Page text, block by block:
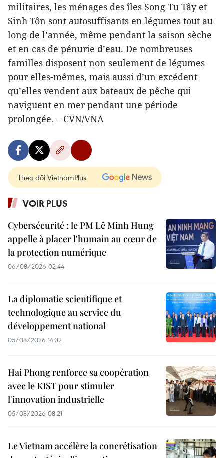
militaires, les ménages des îles Song Tu Tây et
Sinh Tôn sont autosuffisants en légumes tout au
long de l’année, même pendant la saison sèche
et en cas de pénurie d’eau. De nombreuses
familles disposent non seulement de légumes
pour elles-mêmes, mais aussi d’un excédent
qu’elles vendent aux bateaux de pêche qui
naviguent en mer pendant une période
prolongée. – CVN/VNA
Theo dõi VietnamPlus
VOIR PLUS
Cybersécurité : le PM Lê Minh Hung
appelle à placer l'humain au cœur de
la protection numérique
06/08/2026 02:44
La diplomatie scientifique et
technologique au service du
développement national
05/08/2026 14:32
Hai Phong renforce sa coopération
avec le KIST pour stimuler
l'innovation industrielle
05/08/2026 08:21
Le Vietnam accélère la concrétisation